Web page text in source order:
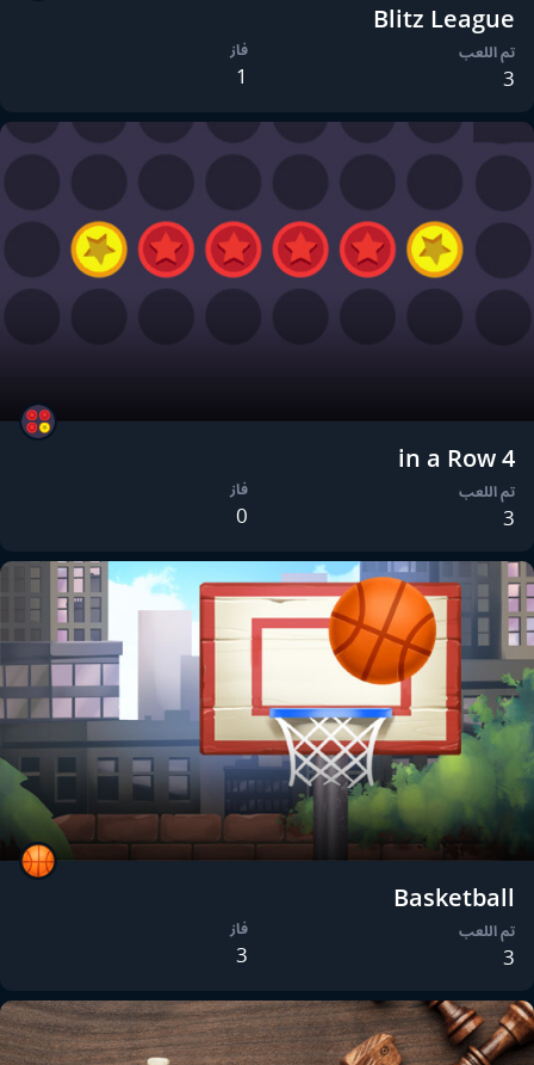
Blitz League
تم اللعب
3
فاز
1
4 in a Row
تم اللعب
3
فاز
0
Basketball
تم اللعب
3
فاز
3